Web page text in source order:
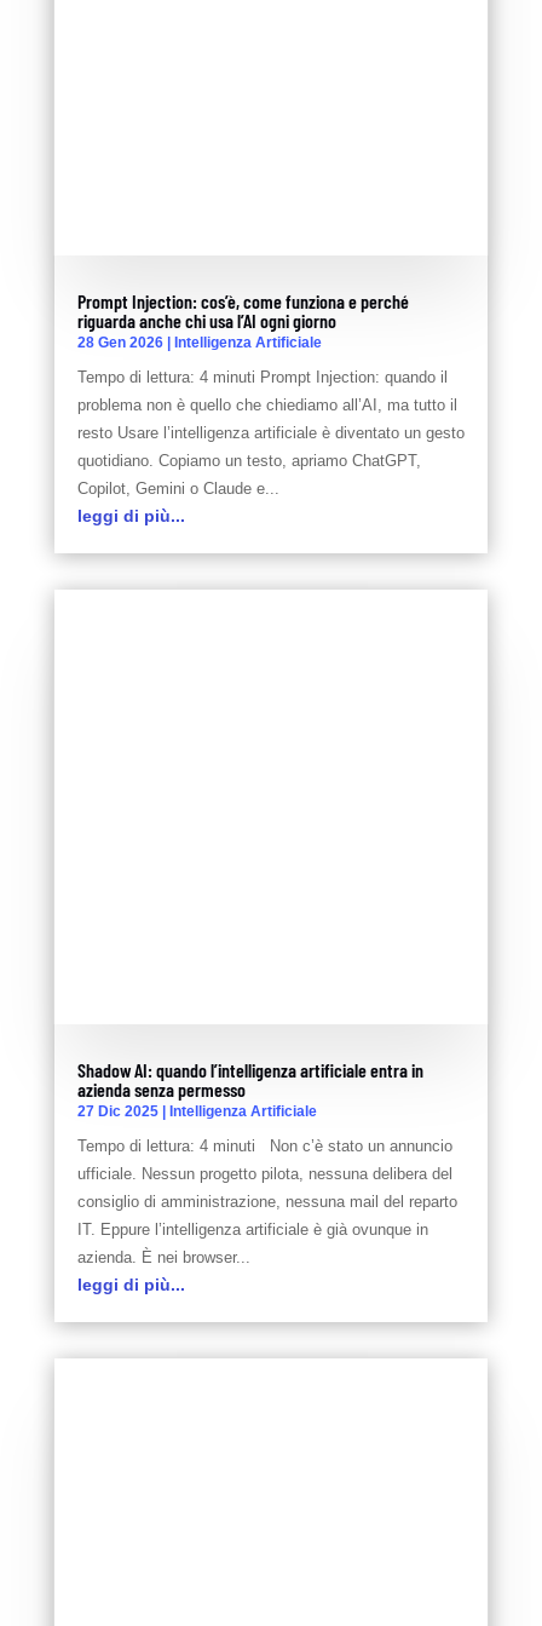
Prompt Injection: cos’è, come funziona e perché
riguarda anche chi usa l’AI ogni giorno
28 Gen 2026| Intelligenza Artificiale
Tempo di lettura: 4 minuti Prompt Injection: quando il
problema non è quello che chiediamo all’AI, ma tutto il
resto Usare l’intelligenza artificiale è diventato un gesto
quotidiano. Copiamo un testo, apriamo ChatGPT,
Copilot, Gemini o Claude e...
leggi di più...
Shadow AI: quando l’intelligenza artificiale entra in
azienda senza permesso
27 Dic 2025| Intelligenza Artificiale
Tempo di lettura: 4 minuti Non c’è stato un annuncio
ufficiale. Nessun progetto pilota, nessuna delibera del
consiglio di amministrazione, nessuna mail del reparto
IT. Eppure l’intelligenza artificiale è già ovunque in
azienda. È nei browser...
leggi di più...